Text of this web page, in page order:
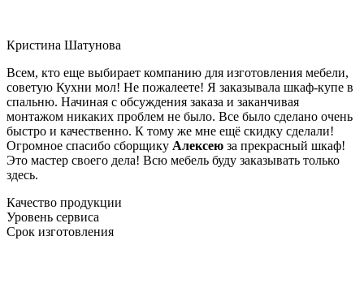
Кристина Шатунова
Всем, кто еще выбирает компанию для изготовления мебели,
советую Кухни мол! Не пожалеете! Я заказывала шкаф-купе в
спальню. Начиная с обсуждения заказа и заканчивая
монтажом никаких проблем не было. Все было сделано очень
быстро и качественно. К тому же мне ещё скидку сделали!
Огромное спасибо сборщику Алексею за прекрасный шкаф!
Это мастер своего дела! Всю мебель буду заказывать только
здесь.
Качество продукции
Уровень сервиса
Срок изготовления